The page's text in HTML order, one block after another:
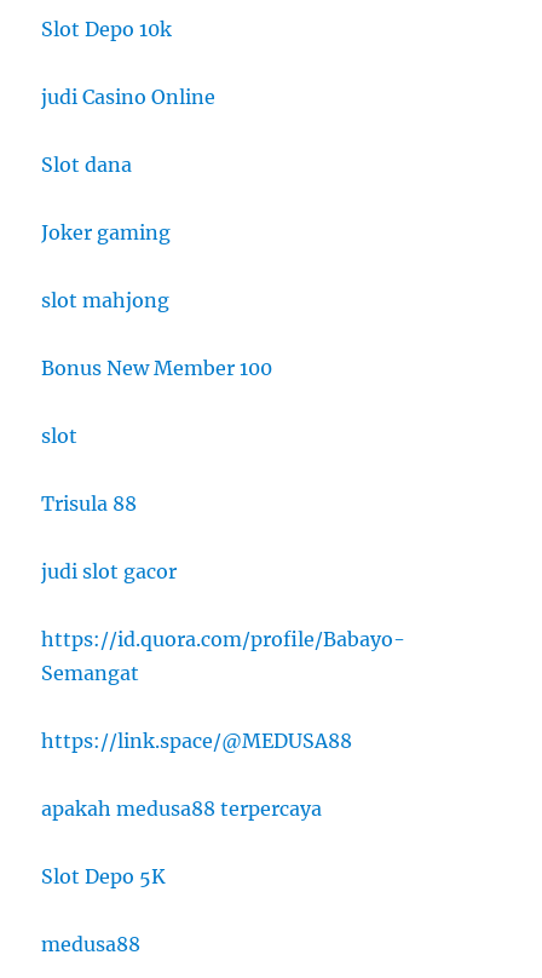
Slot Depo 10k
judi Casino Online
Slot dana
Joker gaming
slot mahjong
Bonus New Member 100
slot
Trisula 88
judi slot gacor
https://id.quora.com/profile/Babayo-
Semangat
https://link.space/@MEDUSA88
apakah medusa88 terpercaya
Slot Depo 5K
medusa88